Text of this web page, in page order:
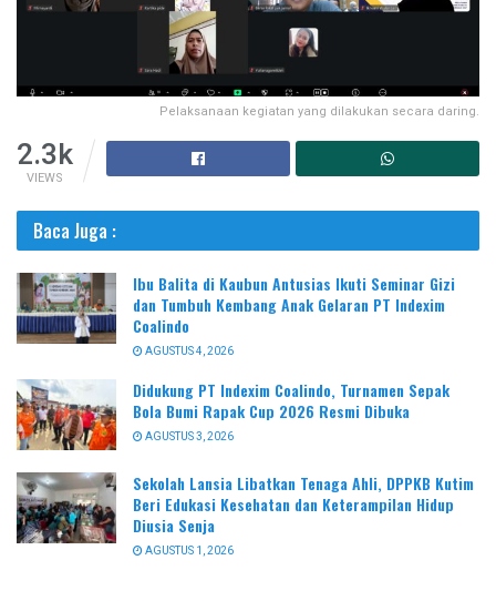
Pelaksanaan kegiatan yang dilakukan secara daring.
2.3k
VIEWS
Baca Juga :
Ibu Balita di Kaubun Antusias Ikuti Seminar Gizi
dan Tumbuh Kembang Anak Gelaran PT Indexim
Coalindo
AGUSTUS 4, 2026
Didukung PT Indexim Coalindo, Turnamen Sepak
Bola Bumi Rapak Cup 2026 Resmi Dibuka
AGUSTUS 3, 2026
Sekolah Lansia Libatkan Tenaga Ahli, DPPKB Kutim
Beri Edukasi Kesehatan dan Keterampilan Hidup
Diusia Senja
AGUSTUS 1, 2026